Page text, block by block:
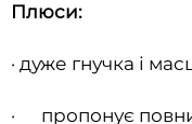
Плюси:
· дуже гнучка і
· пропонує